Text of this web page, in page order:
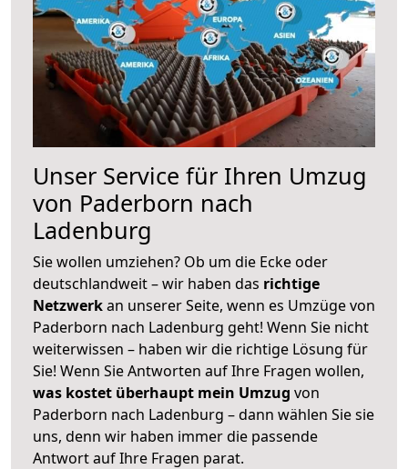
Unser Service für Ihren Umzug
von Paderborn nach
Ladenburg
Sie wollen umziehen? Ob um die Ecke oder
deutschlandweit – wir haben das richtige
Netzwerkan unserer Seite, wenn es Umzüge von
Paderborn nach Ladenburg geht! Wenn Sie nicht
weiterwissen – haben wir die richtige Lösung für
Sie! Wenn Sie Antworten auf Ihre Fragen wollen,
was kostet überhaupt mein Umzug von
Paderborn nach Ladenburg – dann wählen Sie sie
uns, denn wir haben immer die passende
Antwort auf Ihre Fragen parat.